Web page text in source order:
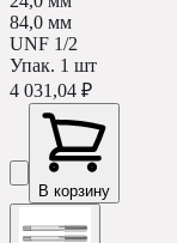
84,0 мм
UNF 1/2
Упак. 1 шт
4 031,04 ₽
В корзину